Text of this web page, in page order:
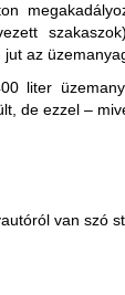
az
liter
de ezzel –
van szó